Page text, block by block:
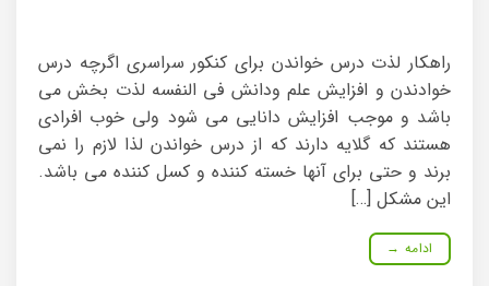
راهکار لذت درس خواندن برای کنکور سراسری اگرچه درس
خوادندن و افزایش علم ودانش فی النفسه لذت بخش می
باشد و موجب افزایش دانایی می شود ولی خوب افرادی
هستند که گلایه دارند که از درس خواندن لذا لازم را نمی
برند و حتی برای آنها خسته کننده و کسل کننده می باشد.
این مشکل […]
ادامه →